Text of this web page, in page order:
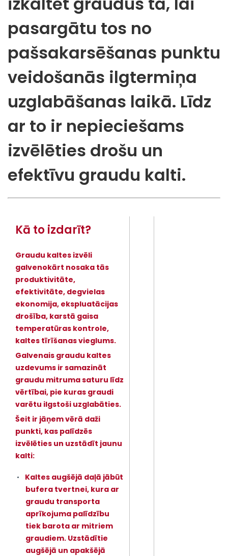
pasargātu tos no
pašsakarsēšanas punktu
veidošanās ilgtermiņa
uzglabāšanas laikā. Līdz
ar to ir nepieciešams
izvēlēties drošu un
efektīvu graudu kalti.
Kā to izdarīt?
Graudu kaltes izvēli
galvenokārt nosaka tās
produktivitāte,
efektivitāte, degvielas
ekonomija, ekspluatācijas
drošība, karstā gaisa
temperatūras kontrole,
kaltes tīrīšanas vieglums.
Galvenais graudu kaltes
uzdevums ir samazināt
graudu mitruma saturu līdz
vērtībai, pie kuras graudi
varētu ilgstoši uzglabāties.
Šeit ir jāņem vērā daži
punkti, kas palīdzēs
izvēlēties un uzstādīt jaunu
kalti:
Kaltes augšējā daļā jābūt
bufera tvertnei, kura ar
graudu transporta
aprīkojuma palīdzību
tiek barota ar mitriem
graudiem. Uzstādītie
augšējā un apakšējā